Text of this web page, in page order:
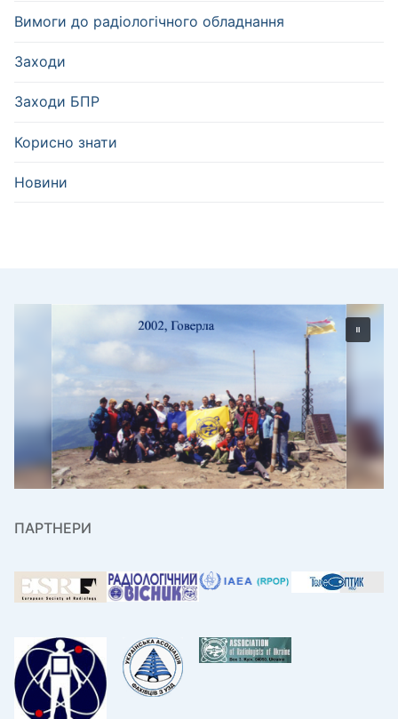
Вимоги до радіологічного обладнання
Заходи
Заходи БПР
Корисно знати
Новини
ПАРТНЕРИ